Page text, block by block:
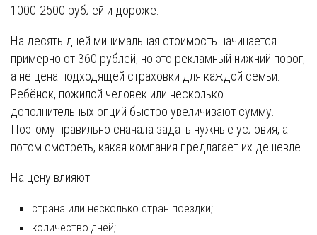
1000-2500 рублей и дороже.
На десять дней минимальная стоимость начинается
примерно от 360 рублей, но это рекламный нижний порог,
а не цена подходящей страховки для каждой семьи.
Ребёнок, пожилой человек или несколько
дополнительных опций быстро увеличивают сумму.
Поэтому правильно сначала задать нужные условия, а
потом смотреть, какая компания предлагает их дешевле.
На цену влияют:
страна или несколько стран поездки;
количество дней;